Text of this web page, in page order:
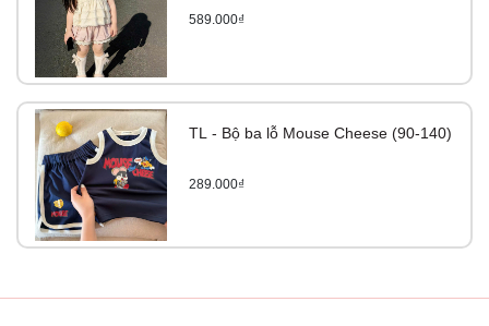
589.000₫
TL - Bộ ba lỗ Mouse Cheese (90-140)
289.000₫